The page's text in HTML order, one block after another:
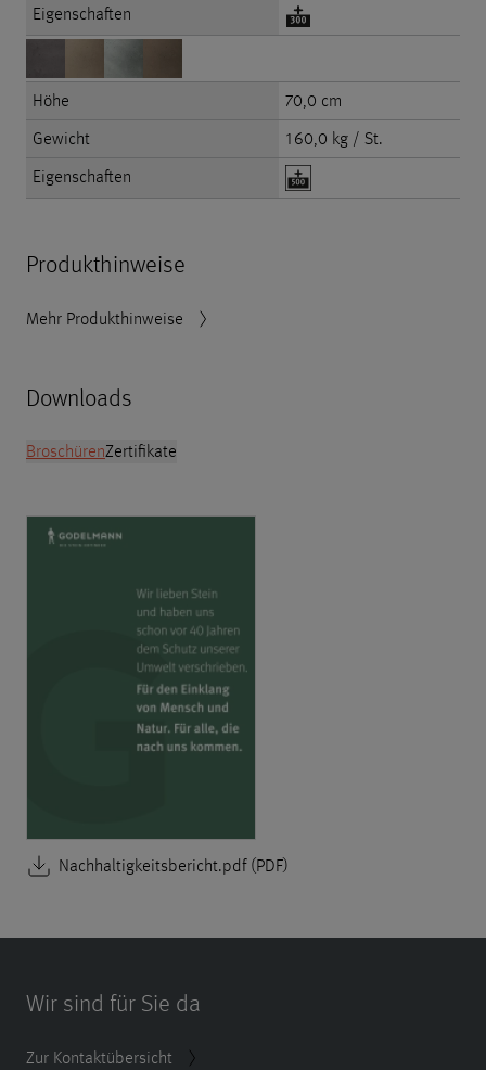
Eigenschaften
Höhe
70,0 cm
Gewicht
160,0 kg / St.
Eigenschaften
Produkthinweise
Mehr Produkthinweise
Downloads
BroschürenZertifikate
Nachhaltigkeitsbericht.pdf (PDF)
Wir sind für Sie da
Zur Kontaktübersicht